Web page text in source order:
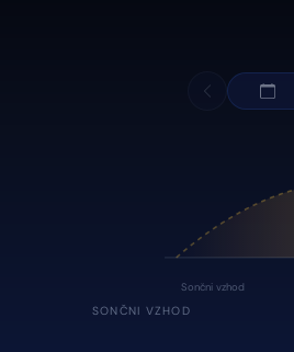
Sončni vzhod
SONČNI VZHOD